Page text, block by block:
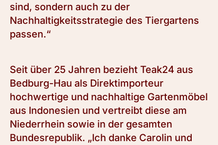
sind, sondern auch zu der
Nachhaltigkeitsstrategie des Tiergartens
passen.“
Seit über 25 Jahren bezieht Teak24 aus
Bedburg-Hau als Direktimporteur
hochwertige und nachhaltige Gartenmöbel
aus Indonesien und vertreibt diese am
Niederrhein sowie in der gesamten
Bundesrepublik. „Ich danke Carolin und